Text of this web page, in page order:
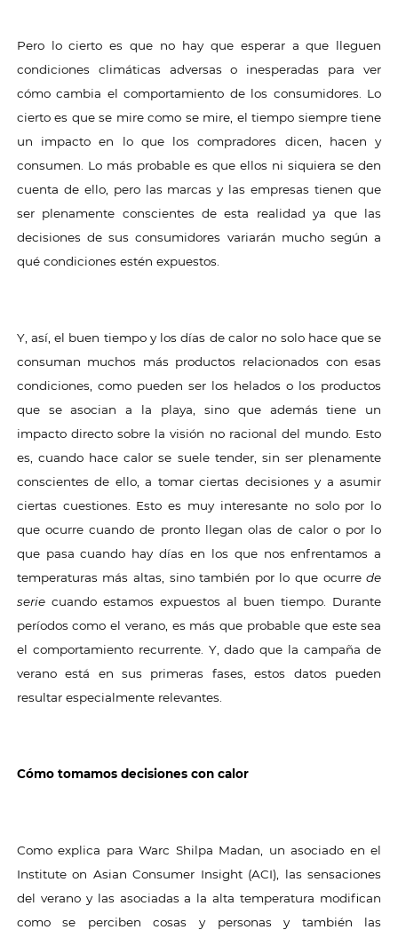
Pero lo cierto es que no hay que esperar a que lleguen
condiciones climáticas adversas o inesperadas para ver
cómo cambia el comportamiento de los consumidores. Lo
cierto es que se mire como se mire, el tiempo siempre tiene
un impacto en lo que los compradores dicen, hacen y
consumen. Lo más probable es que ellos ni siquiera se den
cuenta de ello, pero las marcas y las empresas tienen que
ser plenamente conscientes de esta realidad ya que las
decisiones de sus consumidores variarán mucho según a
qué condiciones estén expuestos.
Y, así, el buen tiempo y los días de calor no solo hace que se
consuman muchos más productos relacionados con esas
condiciones, como pueden ser los helados o los productos
que se asocian a la playa, sino que además tiene un
impacto directo sobre la visión no racional del mundo. Esto
es, cuando hace calor se suele tender, sin ser plenamente
conscientes de ello, a tomar ciertas decisiones y a asumir
ciertas cuestiones. Esto es muy interesante no solo por lo
que ocurre cuando de pronto llegan olas de calor o por lo
que pasa cuando hay días en los que nos enfrentamos a
temperaturas más altas, sino también por lo que ocurrede
seriecuando estamos expuestos al buen tiempo. Durante
períodos como el verano, es más que probable que este sea
el comportamiento recurrente. Y, dado que la campaña de
verano está en sus primeras fases, estos datos pueden
resultar especialmente relevantes.
Cómo tomamos decisiones con calor
Como explica para Warc Shilpa Madan, un asociado en el
Institute on Asian Consumer Insight (ACI), las sensaciones
del verano y las asociadas a la alta temperatura modifican
como se perciben cosas y personas y también las